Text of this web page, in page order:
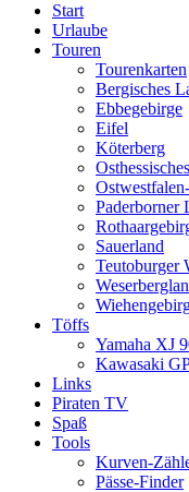
page
opens
page
opens
page
opens
Start
Urlaube
Touren
Tourenkarten
Bergisches
Ebbegebirge
Eifel
Köterberg
Paderborner
Sauerland
Teutoburger
Töffs
Yamaha XJ
Kawasaki
Links
Piraten TV
Spaß
Tools
Kurven-
Pässe-Finder